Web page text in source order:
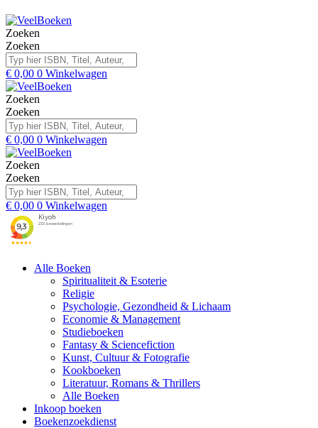
Zoeken
Zoeken
€ 0,00 0 Winkelwagen
Zoeken
Zoeken
€ 0,00 0 Winkelwagen
Zoeken
Zoeken
€ 0,00 0 Winkelwagen
Alle Boeken
Spiritualiteit & Esoterie
Religie
Psychologie, Gezondheid & Lichaam
Economie & Management
Studieboeken
Fantasy & Sciencefiction
Kunst, Cultuur & Fotografie
Kookboeken
Literatuur, Romans & Thrillers
Alle Boeken
Inkoop boeken
Boekenzoekdienst